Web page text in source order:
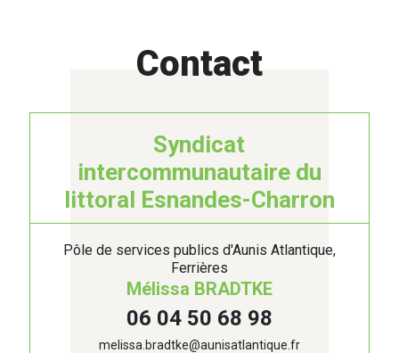
Contact
Syndicat
intercommunautaire du
littoral Esnandes-Charron
Pôle de services publics d'Aunis Atlantique,
Ferrières
Mélissa BRADTKE
06 04 50 68 98
melissa.bradtke@aunisatlantique.fr